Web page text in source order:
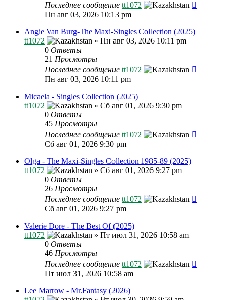
Последнее сообщение tt1072
Пн авг 03, 2026 10:13 pm
Angie Van Burg-The Maxi-Singles Collection (2025)
tt1072
» Пн авг 03, 2026 10:11 pm
0 Ответы
21 Просмотры
Последнее сообщение tt1072
Пн авг 03, 2026 10:11 pm
Micaela - Singles Collection (2025)
tt1072
» Сб авг 01, 2026 9:30 pm
0 Ответы
45 Просмотры
Последнее сообщение tt1072
Сб авг 01, 2026 9:30 pm
Olga - The Maxi-Singles Collection 1985-89 (2025)
tt1072
» Сб авг 01, 2026 9:27 pm
0 Ответы
26 Просмотры
Последнее сообщение tt1072
Сб авг 01, 2026 9:27 pm
Valerie Dore - The Best Of (2025)
tt1072
» Пт июл 31, 2026 10:58 am
0 Ответы
46 Просмотры
Последнее сообщение tt1072
Пт июл 31, 2026 10:58 am
Lee Marrow - Mr.Fantasy (2026)